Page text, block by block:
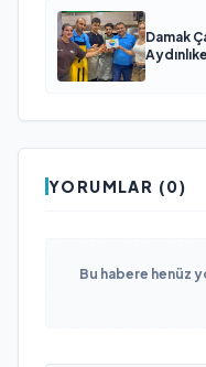
Damak
YORUMLAR (0)
Bu habere henüz